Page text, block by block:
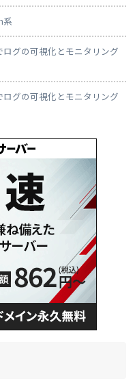
系
グの可視化とモニタリング
グの可視化とモニタリング